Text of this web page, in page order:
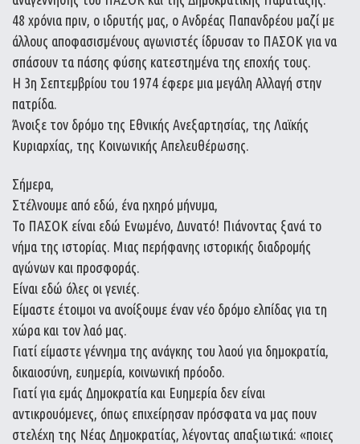
48 χρόνια πριν, ο ιδρυτής μας, ο Ανδρέας Παπανδρέου μαζί με
άλλους αποφασισμένους αγωνιστές ίδρυσαν το ΠΑΣΟΚ για να
σπάσουν τα πάσης φύσης κατεστημένα της εποχής τους.
Η 3η Σεπτεμβρίου του 1974 έφερε μια μεγάλη Αλλαγή στην
πατρίδα.
Άνοιξε τον δρόμο της Εθνικής Ανεξαρτησίας, της Λαϊκής
Κυριαρχίας, της Κοινωνικής Απελευθέρωσης.
Σήμερα,
Στέλνουμε από εδώ, ένα ηχηρό μήνυμα,
Το ΠΑΣΟΚ είναι εδώ Ενωμένο, Δυνατό! Πιάνοντας ξανά το
νήμα της ιστορίας. Μιας περήφανης ιστορικής διαδρομής
αγώνων και προσφοράς.
Είναι εδώ όλες οι γενιές.
Είμαστε έτοιμοι να ανοίξουμε έναν νέο δρόμο ελπίδας για τη
χώρα και τον λαό μας.
Γιατί είμαστε γέννημα της ανάγκης του λαού για δημοκρατία,
δικαιοσύνη, ευημερία, κοινωνική πρόοδο.
Γιατί για εμάς Δημοκρατία και Ευημερία δεν είναι
αντικρουόμενες, όπως επιχείρησαν πρόσφατα να μας πουν
στελέχη της Νέας Δημοκρατίας, λέγοντας απαξιωτικά: «ποιες